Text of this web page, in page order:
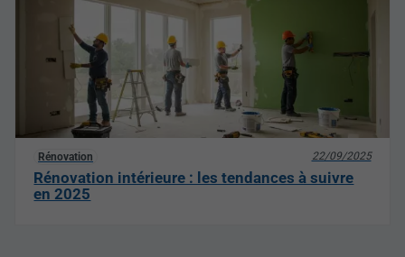
Rénovation 22/09/2025
Rénovation intérieure : les tendances à suivre
en 2025